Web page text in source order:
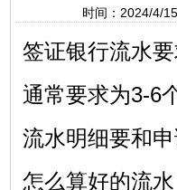
时间：2024/4/
签证银行流水要
通常要求为3-6
流水明细要和
怎么算好的流水